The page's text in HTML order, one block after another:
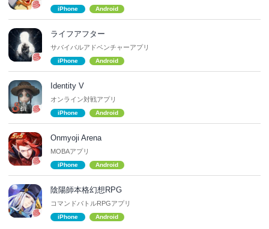
iPhone Android
ライフアフター
サバイバルアドベンチャーアプリ
iPhone Android
Identity V
オンライン対戦アプリ
iPhone Android
Onmyoji Arena
MOBAアプリ
iPhone Android
陰陽師本格幻想RPG
コマンドバトルRPGアプリ
iPhone Android